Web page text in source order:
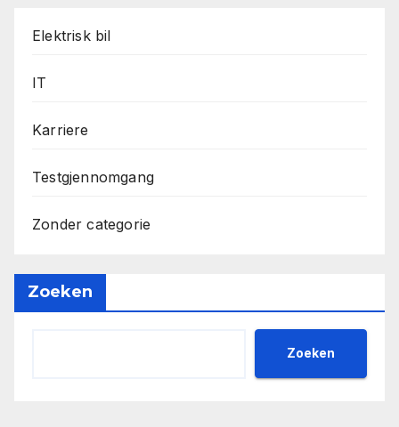
Elektrisk bil
IT
Karriere
Testgjennomgang
Zonder categorie
Zoeken
Zoeken